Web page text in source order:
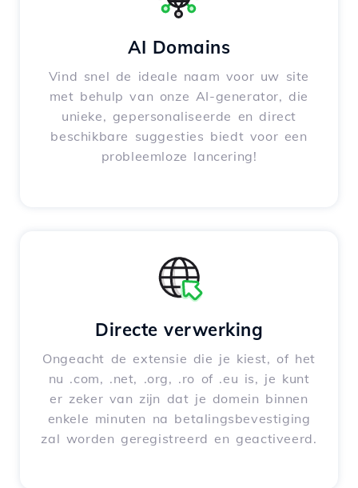
AI Domains
Vind snel de ideale naam voor uw site
met behulp van onze AI-generator, die
unieke, gepersonaliseerde en direct
beschikbare suggesties biedt voor een
probleemloze lancering!
Directe verwerking
Ongeacht de extensie die je kiest, of het
nu .com, .net, .org, .ro of .eu is, je kunt
er zeker van zijn dat je domein binnen
enkele minuten na betalingsbevestiging
zal worden geregistreerd en geactiveerd.